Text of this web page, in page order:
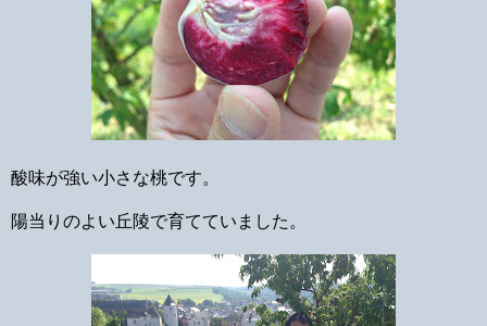
酸味が強い小さな桃です。
陽当りのよい丘陵で育てていました。